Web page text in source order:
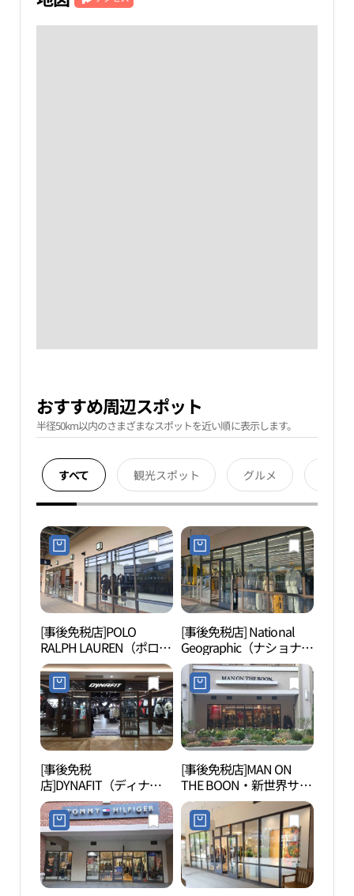
おすすめ周辺スポット
半径50km以内のさまざまなスポットを近い順に表示します。
すべて 観光スポット グルメ
[事後免税店]POLO
RALPH LAUREN（ポロラ
ルフローレン）・新世界
サイモンプレミアムアウ
トレットパジュ（坡州）
店(폴로랄프로렌 신세계
사이먼프리미엄아울렛
파주점)
[事後免税店] National
Geographic（ナショナル
ジオグラフィック）・新
世界サイモンプレミアム
アウトレットパジュ（坡
州）店(내셔널지오그래
픽 신세계사이먼프리미
엄아울렛 파주점)
[事後免税
店]DYNAFIT（ディナフ
ィット）コリア・新世界
サイモンプレミアムアウ
トレットパジュ（坡州）
店(다이나핏코리아 신세
계사이먼프리미엄아울렛
파주점)
[事後免税店]MAN ON
THE BOON・新世界サイ
モンプレミアムアウトレ
ットパジュ（坡州）店
(맨온더분 신세계사이먼
프리미엄아울렛 파주점)